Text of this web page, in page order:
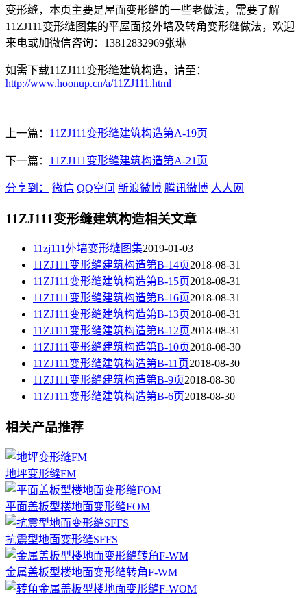
变形缝，本页主要是屋面变形缝的一些老做法，需要了解
11ZJ111变形缝图集的平屋面接外墙及转角变形缝做法，欢迎
来电或加微信咨询：13812832969张琳
如需下载11ZJ111变形缝建筑构造，请至：
http://www.hoonup.cn/a/11ZJ111.html
上一篇： 11ZJ111变形缝建筑构造第A-19页
下一篇： 11ZJ111变形缝建筑构造第A-21页
分享到： 微信 QQ空间 新浪微博 腾讯微博 人人网
11ZJ111变形缝建筑构造相关文章
11zj111外墙变形缝图集2019-01-03
11ZJ111变形缝建筑构造第B-14页2018-08-31
11ZJ111变形缝建筑构造第B-15页2018-08-31
11ZJ111变形缝建筑构造第B-16页2018-08-31
11ZJ111变形缝建筑构造第B-13页2018-08-31
11ZJ111变形缝建筑构造第B-12页2018-08-31
11ZJ111变形缝建筑构造第B-10页2018-08-30
11ZJ111变形缝建筑构造第B-11页2018-08-30
11ZJ111变形缝建筑构造第B-9页2018-08-30
11ZJ111变形缝建筑构造第B-6页2018-08-30
相关产品推荐
地坪变形缝FM
平面盖板型楼地面变形缝FOM
抗震型地面变形缝SFFS
金属盖板型楼地面变形缝转角F-WM